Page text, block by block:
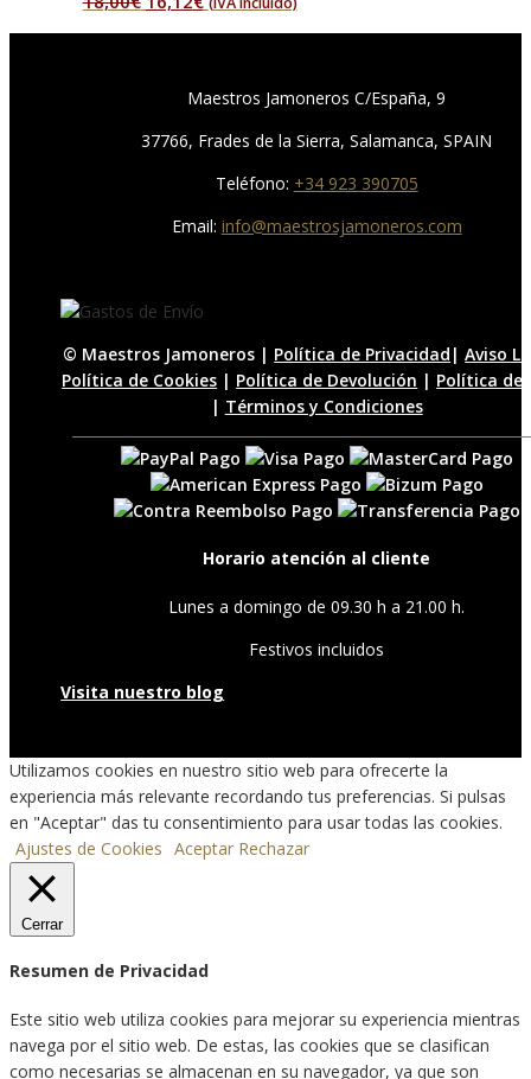
18,00€.16,12€.
Maestros Jamoneros C/España, 9
37766, Frades de la Sierra, Salamanca, SPAIN
Teléfono: +34 923 390705
Email: info@maestrosjamoneros.com
© Maestros Jamoneros | Política de Privacidad |Aviso
Política de Cookies | Política de Devolución | Política de
| Términos y Condiciones
Horario atención al cliente
Lunes a domingo de 09.30 h a 21.00 h.
Festivos incluidos
Visita nuestro blog
Utilizamos cookies en nuestro sitio web para ofrecerte la
experiencia más relevante recordando tus preferencias. Si pulsas
en "Aceptar" das tu consentimiento para usar todas las cookies.
Ajustes de Cookies Aceptar Rechazar
Cerrar
Resumen de Privacidad
Este sitio web utiliza cookies para mejorar su experiencia mientras
navega por el sitio web. De estas, las cookies que se clasifican
como necesarias se almacenan en su navegador, ya que son